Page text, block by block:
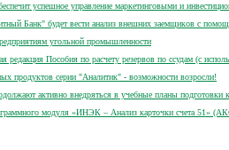
успешное управление маркетинговыми и
Банк" будет вести анализ внешних заемщиков с
угольной промышленности
редакция Пособия по расчету резервов по ссудам (с
продуктов серии "Аналитик" - возможности возросли!
активно внедряться в учебные планы подготовки
модуля «ИНЭК – Анализ карточки счета 51»